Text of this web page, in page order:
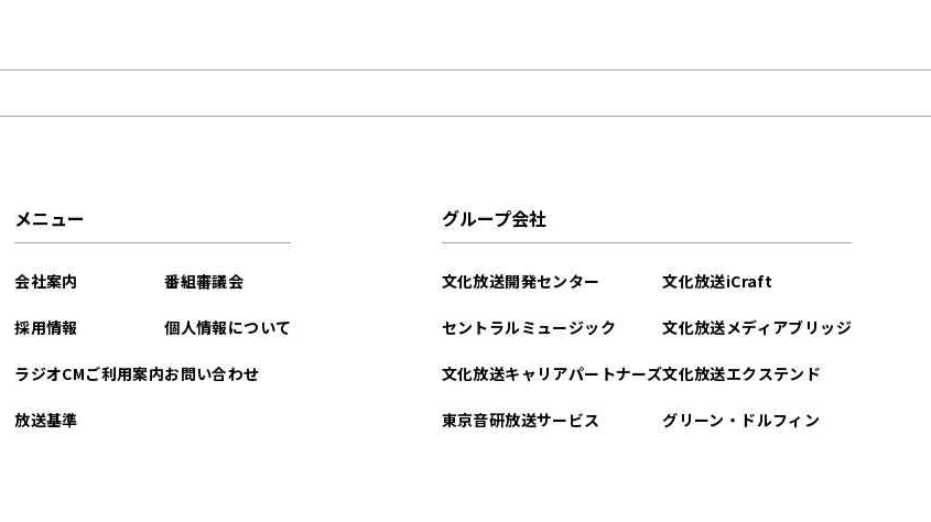
2023年10月
2023年09月
メニュー
会社案内
採用情報
ラジオCMご利用案内
放送基準
番組審議会
個人情報について
お問い合わせ
グループ会社
文化放送開発センター
セントラルミュージック
文化放送キャリアパートナーズ
東京音研放送サービス
文化放送iCraft
文化放送メディアブリッジ
文化放送エクステンド
グリーン・ドルフィン